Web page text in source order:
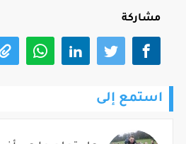
مشاركة
استمع إلى